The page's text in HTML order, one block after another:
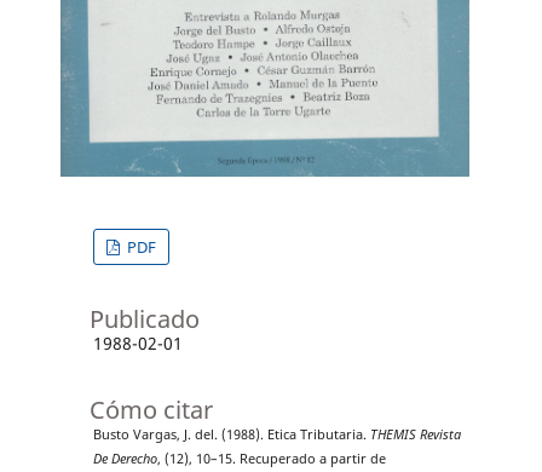
PDF
Publicado
1988-02-01
Cómo citar
Busto Vargas, J. del. (1988). Etica Tributaria. THEMIS Revista
De Derecho, (12), 10–15. Recuperado a partir de